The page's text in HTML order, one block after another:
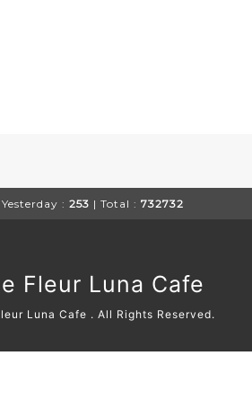
Yesterday : 253 | Total : 732732
Fleur Luna Cafe
Luna Cafe . All Rights Reserved.